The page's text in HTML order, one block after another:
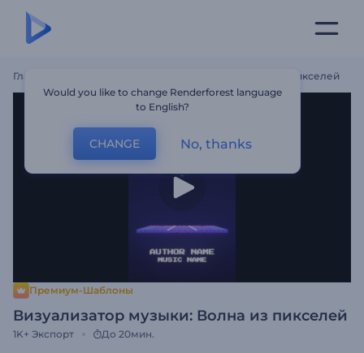
Главная Визуализатор Музыки: Волна Из Пикселей
Премиум-Шаблоны
Визуализатор музыки: Волна из пикселей
1K+ Экспорт До 20мин.
Would you like to change Renderforest language
to English?
CHANGE No, thanks